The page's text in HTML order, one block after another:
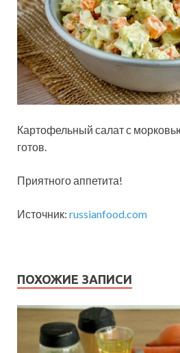
Картофельный салат с
готов.
Приятного аппетита!
Источник: russianfood.com
ПОХОЖИЕ ЗАПИСИ